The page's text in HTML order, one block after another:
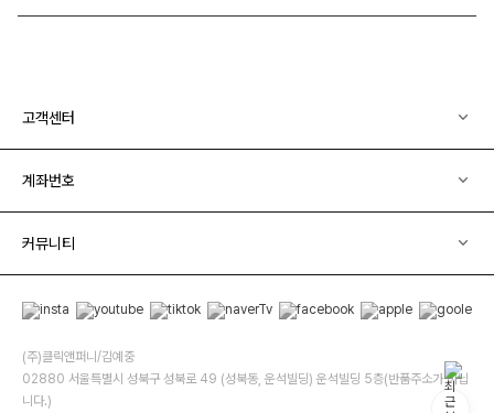
고객센터
계좌번호
커뮤니티
(주)클릭앤퍼니/김예중
02880 서울특별시 성북구 성북로 49 (성북동, 운석빌딩) 운석빌딩 5층(반품주소가 아닙
니다.)